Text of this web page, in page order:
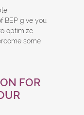
BEP give you
optimize
some
FOR